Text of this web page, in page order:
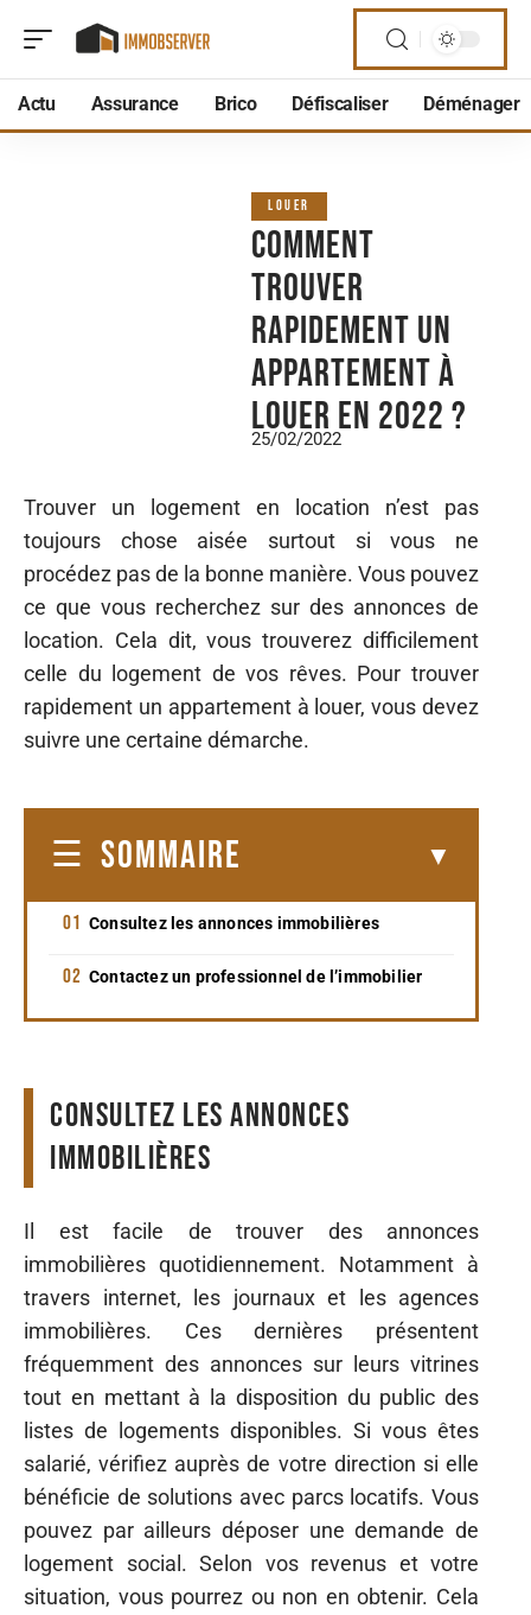
Actu Assurance Brico Défiscaliser Déménager
LOUER
Comment
trouver
rapidement un
appartement à
louer en 2022 ?
25/02/2022
Trouver un logement en location n’est pas
toujours chose aisée surtout si vous ne
procédez pas de la bonne manière. Vous pouvez
ce que vous recherchez sur des annonces de
location. Cela dit, vous trouverez difficilement
celle du logement de vos rêves. Pour trouver
rapidement un appartement à louer, vous devez
suivre une certaine démarche.
SOMMAIRE
Consultez les annonces immobilières
Contactez un professionnel de l’immobilier
Consultez les annonces
immobilières
Il est facile de trouver des annonces
immobilières quotidiennement. Notamment à
travers internet, les journaux et les agences
immobilières. Ces dernières présentent
fréquemment des annonces sur leurs vitrines
tout en mettant à la disposition du public des
listes de logements disponibles. Si vous êtes
salarié, vérifiez auprès de votre direction si elle
bénéficie de solutions avec parcs locatifs. Vous
pouvez par ailleurs déposer une demande de
logement social. Selon vos revenus et votre
situation, vous pourrez ou non en obtenir. Cela